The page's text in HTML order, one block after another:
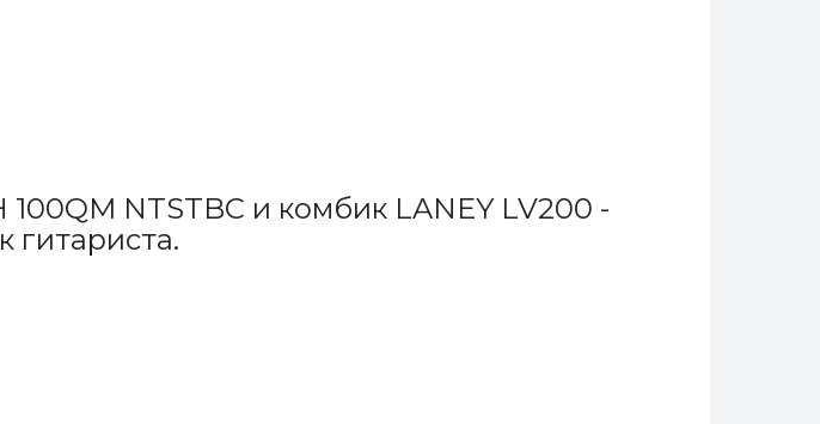
NTSTBC и комбик LANEY LV200 -
гитариста.